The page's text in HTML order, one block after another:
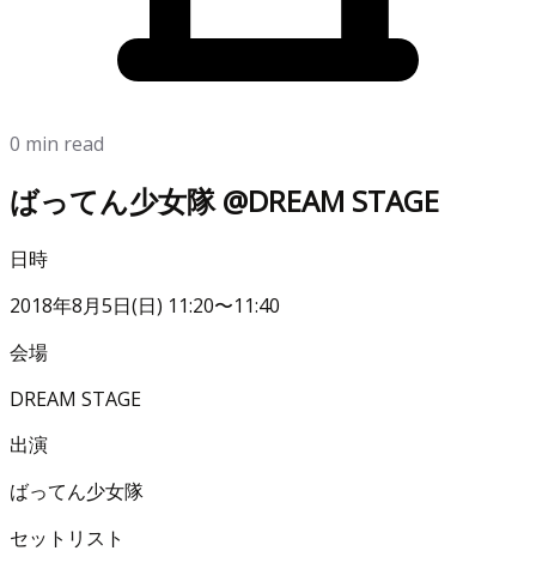
0 min read
ばってん少女隊 @DREAM STAGE
日時
2018年8月5日(日) 11:20〜11:40
会場
DREAM STAGE
出演
ばってん少女隊
セットリスト